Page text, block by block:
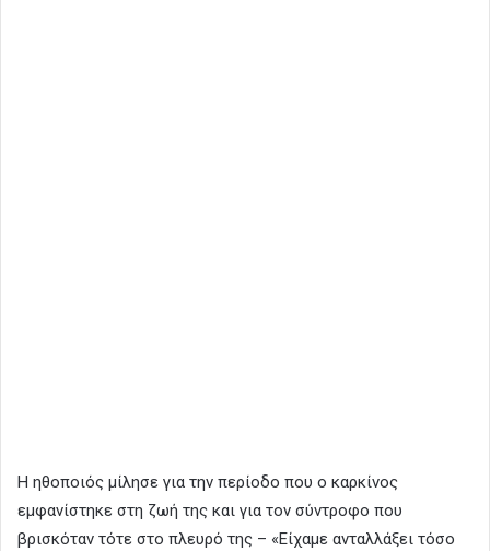
Η ηθοποιός μίλησε για την περίοδο που ο καρκίνος
εμφανίστηκε στη ζωή της και για τον σύντροφο που
βρισκόταν τότε στο πλευρό της – «Είχαμε ανταλλάξει τόσο